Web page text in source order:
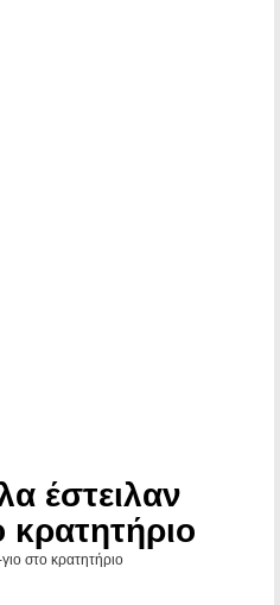
έστειλαν
κρατητήριο